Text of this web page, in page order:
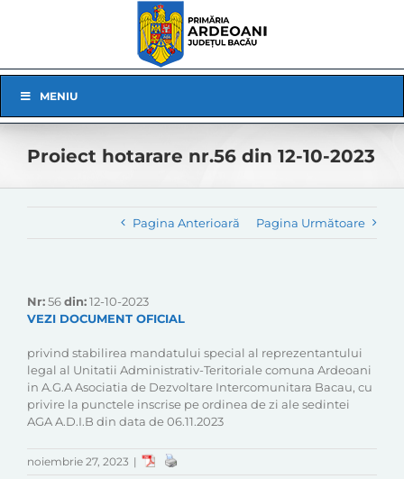
Navigation
MENIU
Proiect hotarare nr.56 din 12-10-2023
Pagina Anterioară Pagina Următoare
Nr:56din:12-10-2023
VEZI DOCUMENT OFICIAL
privind stabilirea mandatului special al reprezentantului
legal al Unitatii Administrativ-Teritoriale comuna Ardeoani
in A.G.A Asociatia de Dezvoltare Intercomunitara Bacau, cu
privire la punctele inscrise pe ordinea de zi ale sedintei
AGA A.D.I.B din data de 06.11.2023
noiembrie 27, 2023 |